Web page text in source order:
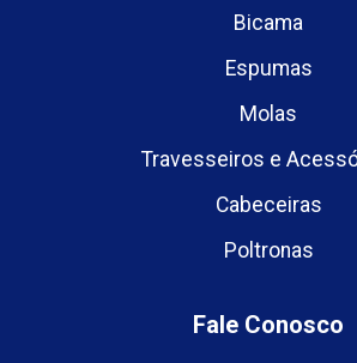
Bicama
Espumas
Molas
Travesseiros e
Cabeceiras
Poltronas
Fale Conosco